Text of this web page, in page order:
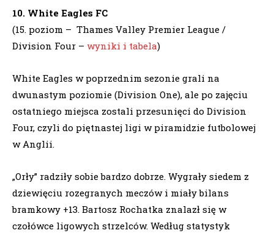
10. White Eagles FC
(15. poziom – Thames Valley Premier League /
Division Four – wyniki i tabela)
White Eagles w poprzednim sezonie grali na
dwunastym poziomie (Division One), ale po zajęciu
ostatniego miejsca zostali przesunięci do Division
Four, czyli do piętnastej ligi w piramidzie futbolowej
w Anglii.
„Orły” radziły sobie bardzo dobrze. Wygrały siedem z
dziewięciu rozegranych meczów i miały bilans
bramkowy +13. Bartosz Rochatka znalazł się w
czołówce ligowych strzelców. Według statystyk